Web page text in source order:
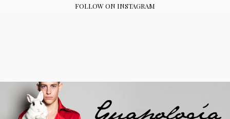
FOLLOW ON INSTAGRAM